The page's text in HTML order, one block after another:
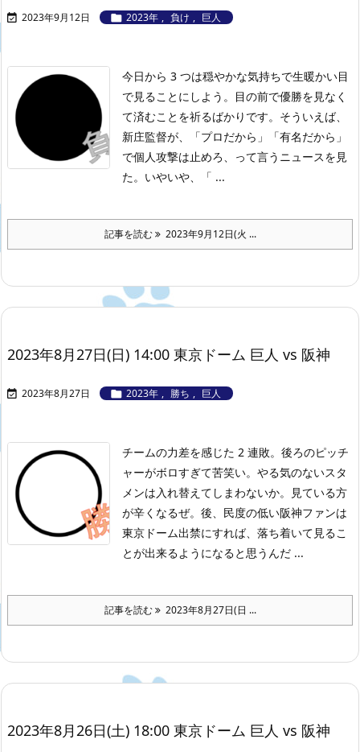
 2023年9月12日  2023年 , 負け , 巨人
今日から 3 つは穏やかな気持ちで生暖かい目
で見ることにしよう。目の前で優勝を見なく
て済むことを祈るばかりです。 そういえば、
新庄監督が、「プロだから」「有名だから」
で個人攻撃は止めろ、って言うニュースを見
た。いやいや、「 ...
記事を読む 2023年9月12日(火 ...
2023年8月27日(日) 14:00 東京ドーム 巨人 vs 阪神
 2023年8月27日  2023年 , 勝ち , 巨人
チームの力差を感じた 2 連敗。後ろのピッチ
ャーがボロすぎて苦笑い。やる気のないスタ
メンは入れ替えてしまわないか。見ている方
が辛くなるぜ。後、民度の低い阪神ファンは
東京ドーム出禁にすれば、落ち着いて見るこ
とが出来るようになると思うんだ ...
記事を読む 2023年8月27日(日 ...
2023年8月26日(土) 18:00 東京ドーム 巨人 vs 阪神